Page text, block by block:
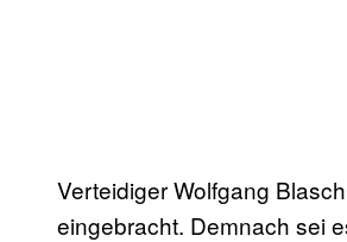
Verteidiger Wolfgang
eingebracht. Demnach sei